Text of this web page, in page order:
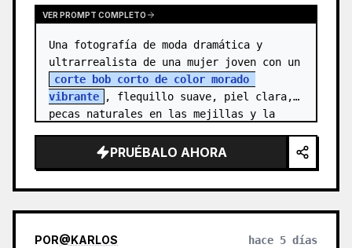
VER PROMPT COMPLETO
Una fotografía de moda dramática y
corte bob corto de color morado
vibrante
, flequillo suave, piel clara,
pecas naturales en las mejillas y la
PRUÉBALO AHORA
POR@KARLOS hace 5 días